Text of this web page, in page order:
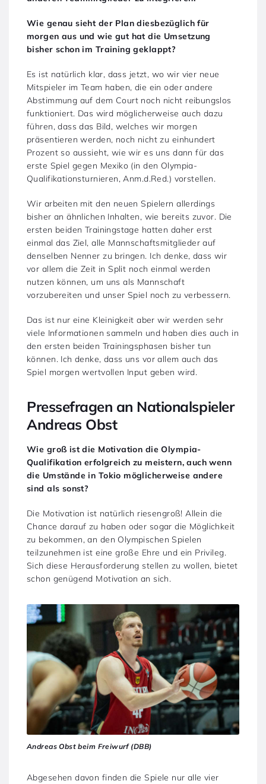
Wie genau sieht der Plan diesbezüglich für
morgen aus und wie gut hat die Umsetzung
bisher schon im Training geklappt?
Es ist natürlich klar, dass jetzt, wo wir vier neue
Mitspieler im Team haben, die ein oder andere
Abstimmung auf dem Court noch nicht reibungslos
funktioniert. Das wird möglicherweise auch dazu
führen, dass das Bild, welches wir morgen
präsentieren werden, noch nicht zu einhundert
Prozent so aussieht, wie wir es uns dann für das
erste Spiel gegen Mexiko (in den Olympia-
Qualifikationsturnieren, Anm.d.Red.) vorstellen.
Wir arbeiten mit den neuen Spielern allerdings
bisher an ähnlichen Inhalten, wie bereits zuvor. Die
ersten beiden Trainingstage hatten daher erst
einmal das Ziel, alle Mannschaftsmitglieder auf
denselben Nenner zu bringen. Ich denke, dass wir
vor allem die Zeit in Split noch einmal werden
nutzen können, um uns als Mannschaft
vorzubereiten und unser Spiel noch zu verbessern.
Das ist nur eine Kleinigkeit aber wir werden sehr
viele Informationen sammeln und haben dies auch in
den ersten beiden Trainingsphasen bisher tun
können. Ich denke, dass uns vor allem auch das
Spiel morgen wertvollen Input geben wird.
Pressefragen an Nationalspieler
Andreas Obst
Wie groß ist die Motivation die Olympia-
Qualifikation erfolgreich zu meistern, auch wenn
die Umstände in Tokio möglicherweise andere
sind als sonst?
Die Motivation ist natürlich riesengroß! Allein die
Chance darauf zu haben oder sogar die Möglichkeit
zu bekommen, an den Olympischen Spielen
teilzunehmen ist eine große Ehre und ein Privileg.
Sich diese Herausforderung stellen zu wollen, bietet
schon genügend Motivation an sich.
Andreas Obst beim Freiwurf (DBB)
Abgesehen davon finden die Spiele nur alle vier